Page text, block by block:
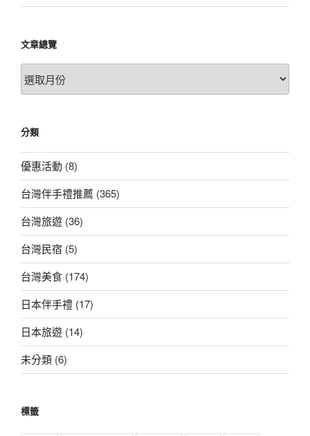
文章總覽
文
章
分類
優惠活動 (8)
台灣伴手禮推薦 (365)
台灣旅遊 (36)
台灣民宿 (5)
台灣美食 (174)
日本伴手禮 (17)
日本旅遊 (14)
未分類 (6)
標籤